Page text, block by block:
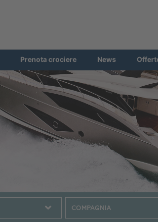
Prenota crociere News